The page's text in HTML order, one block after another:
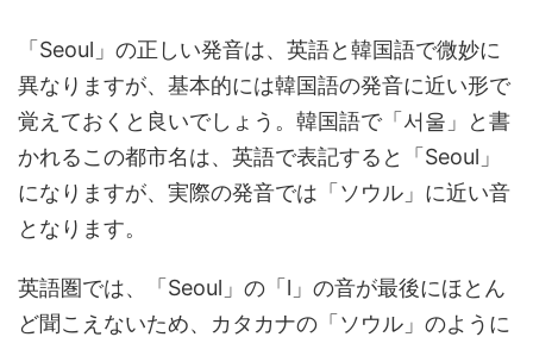
「Seoul」の正しい発音は、英語と韓国語で微妙に
異なりますが、基本的には韓国語の発音に近い形で
覚えておくと良いでしょう。韓国語で「서울」と書
かれるこの都市名は、英語で表記すると「Seoul」
になりますが、実際の発音では「ソウル」に近い音
となります。
英語圏では、「Seoul」の「l」の音が最後にほとん
ど聞こえないため、カタカナの「ソウル」のように